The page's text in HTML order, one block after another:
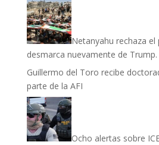
Netanyahu rechaza el
desmarca nuevamente de Trump.
Guillermo del Toro recibe
parte de la AFI
Ocho alertas sobre